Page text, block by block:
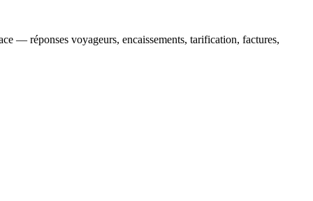
— réponses voyageurs, encaissements, tarification, factures,